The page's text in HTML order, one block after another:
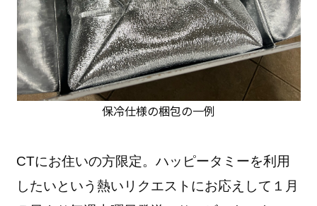
保冷仕様の梱包の一例
CTにお住いの方限定。ハッピータミーを利用
したいという熱いリクエストにお応えして１月